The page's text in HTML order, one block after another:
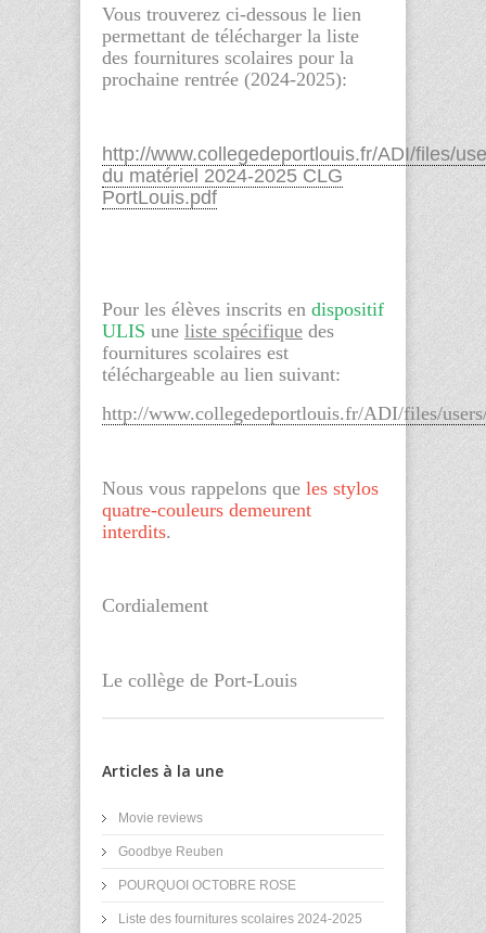
Vous trouverez ci-dessous le lien
permettant de télécharger la liste
des fournitures scolaires pour la
prochaine rentrée (2024-2025):
http://www.collegedeportlouis.fr/ADI/files/
du matériel 2024-2025 CLG
PortLouis.pdf
Pour les élèves inscrits en dispositif
ULIS une liste spécifique des
fournitures scolaires est
téléchargeable au lien suivant:
http://www.collegedeportlouis.fr/ADI/files/
Nous vous rappelons que les stylos
quatre-couleurs demeurent
interdits.
Cordialement
Le collège de Port-Louis
Articles à la une
Movie reviews
Goodbye Reuben
POURQUOI OCTOBRE ROSE
Liste des fournitures scolaires 2024-2025